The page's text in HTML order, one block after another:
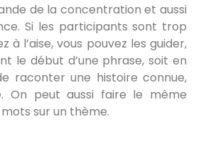
de la concentration et aussi
Si les participants sont trop
à l’aise, vous pouvez les guider,
le début d’une phrase, soit en
raconter une histoire connue,
On peut aussi faire le même
sur un thème.